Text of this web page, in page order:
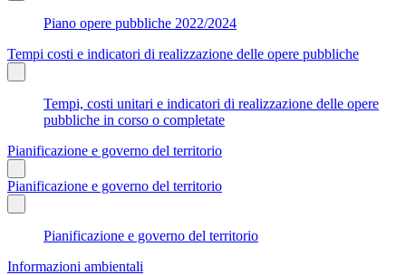
Piano opere pubbliche 2022/2024
Tempi costi e indicatori di realizzazione delle opere pubbliche
Tempi, costi unitari e indicatori di realizzazione delle opere
pubbliche in corso o completate
Pianificazione e governo del territorio
Pianificazione e governo del territorio
Pianificazione e governo del territorio
Informazioni ambientali